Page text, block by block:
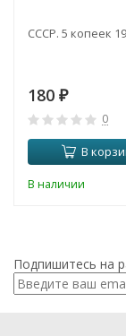
СССР. 5 копеек
180 ₽
0
В
В наличии
Подпишитесь на